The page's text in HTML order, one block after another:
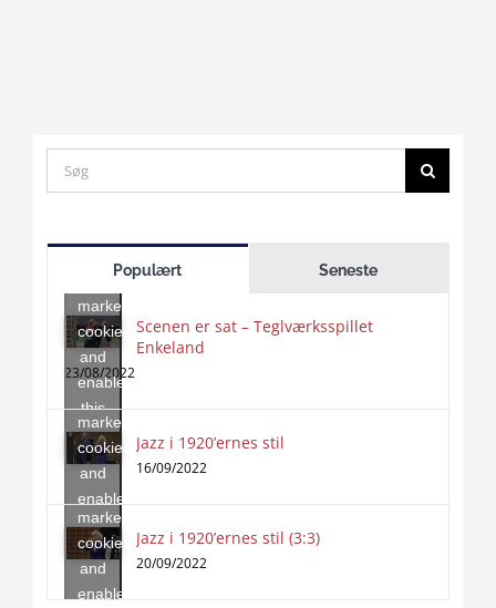
Search
for:
Populært Seneste
accept
marketing
cookies
and
enable
this
content
Scenen er sat – Teglværksspillet
Enkeland
23/08/2022
Click
to
marketing
cookies
and
enable
this
content
Jazz i 1920’ernes stil
16/09/2022
Click
to
accept
marketing
cookies
and
enable
Jazz i 1920’ernes stil (3:3)
20/09/2022